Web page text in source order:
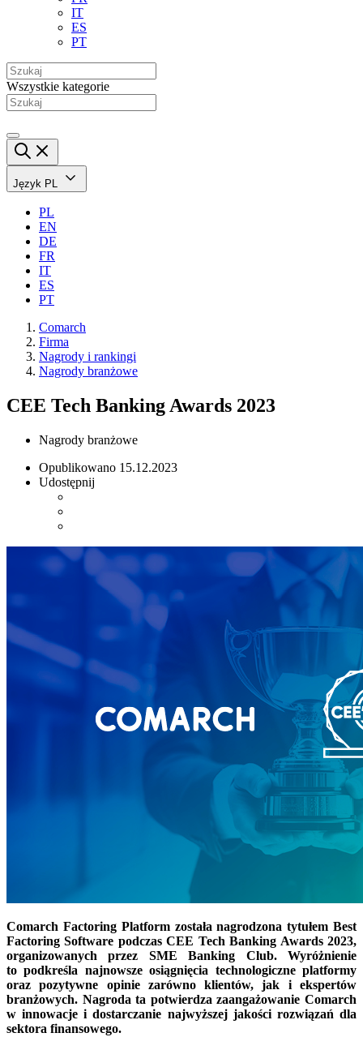
IT
ES
PT
Wszystkie kategorie
Język PL
PL
EN
DE
FR
IT
ES
PT
Comarch
Firma
Nagrody i rankingi
Nagrody branżowe
CEE Tech Banking Awards 2023
Nagrody branżowe
Opublikowano 15.12.2023
Udostępnij
Comarch Factoring Platform została nagrodzona tytułem Best
Factoring Software podczas CEE Tech Banking Awards 2023,
organizowanych przez SME Banking Club. Wyróżnienie
to podkreśla najnowsze osiągnięcia technologiczne platformy
oraz pozytywne opinie zarówno klientów, jak i ekspertów
branżowych. Nagroda ta potwierdza zaangażowanie Comarch
w innowacje i dostarczanie najwyższej jakości rozwiązań dla
sektora finansowego.